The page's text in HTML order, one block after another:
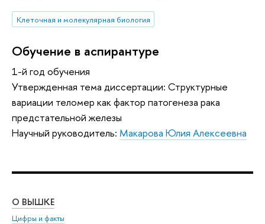
Клеточная и молекулярная биология
Обучение в аспирантуре
1-й год обучения
Утвержденная тема диссертации: Структурные
вариации теломер как фактор патогенеза рака
предстательной железы
Научный руководитель: Макарова Юлия Алексеевна
О ВЫШКЕ
Цифры и факты